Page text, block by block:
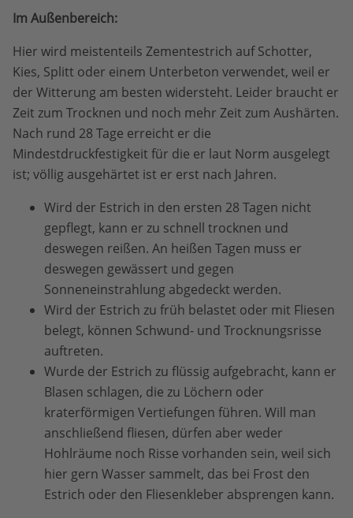
Im Außenbereich:
Hier wird meistenteils Zementestrich auf Schotter,
Kies, Splitt oder einem Unterbeton verwendet, weil er
der Witterung am besten widersteht. Leider braucht er
Zeit zum Trocknen und noch mehr Zeit zum Aushärten.
Nach rund 28 Tage erreicht er die
Mindestdruckfestigkeit für die er laut Norm ausgelegt
ist; völlig ausgehärtet ist er erst nach Jahren.
Wird der Estrich in den ersten 28 Tagen nicht
gepflegt, kann er zu schnell trocknen und
deswegen reißen. An heißen Tagen muss er
deswegen gewässert und gegen
Sonneneinstrahlung abgedeckt werden.
Wird der Estrich zu früh belastet oder mit Fliesen
belegt, können Schwund- und Trocknungsrisse
auftreten.
Wurde der Estrich zu flüssig aufgebracht, kann er
Blasen schlagen, die zu Löchern oder
kraterförmigen Vertiefungen führen. Will man
anschließend fliesen, dürfen aber weder
Hohlräume noch Risse vorhanden sein, weil sich
hier gern Wasser sammelt, das bei Frost den
Estrich oder den Fliesenkleber absprengen kann.